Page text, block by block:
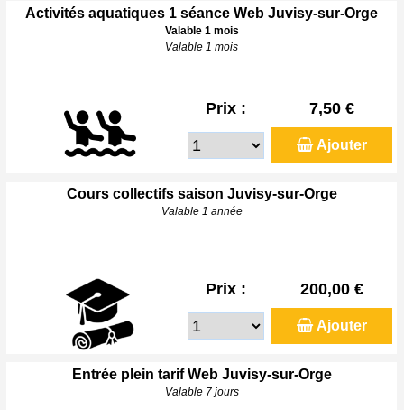
Activités aquatiques 1 séance Web Juvisy-sur-Orge
Valable 1 mois
Valable 1 mois
Prix : 7,50 €
Ajouter
Cours collectifs saison Juvisy-sur-Orge
Valable 1 année
Prix : 200,00 €
Ajouter
Entrée plein tarif Web Juvisy-sur-Orge
Valable 7 jours